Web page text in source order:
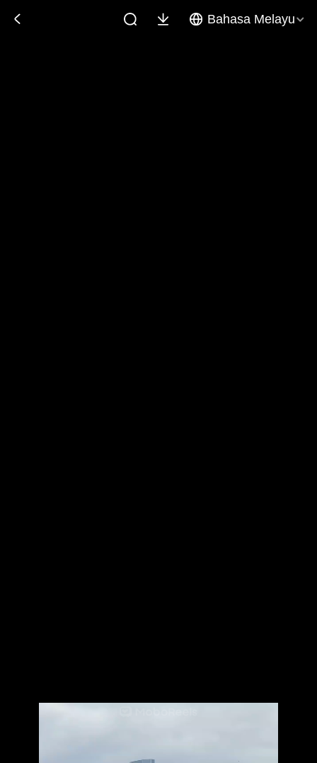
Bahasa Melayu